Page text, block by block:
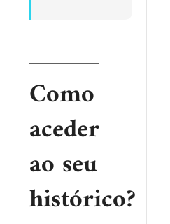
Como
aceder
ao seu
histórico?